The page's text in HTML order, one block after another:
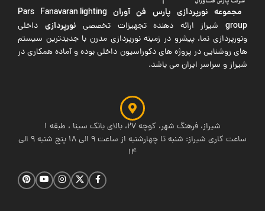
مجموعه نورپردازی پارس فن آوران Pars Fanavaran lighting
groupشیراز ارائه دهنده تجهیزات تخصصی نورپردازی داخلی
ونورپردازی نما، پیشرو در زمینه نورپردازی مدرن با جدیدترین سیستم
های روشنایی در پروژه های دکوراسیون داخلی بوده و آماده همکاری در
شیراز و سراسر ایران می باشد.
شیراز، فرهنگ شهر، کوچه 27، بالای بانک سینا ، طبقه 1
ساعت کاری شیراز: شنبه تا چهارشنبه از ساعت 9 الی 18 پنج شنبه 9 الی
14